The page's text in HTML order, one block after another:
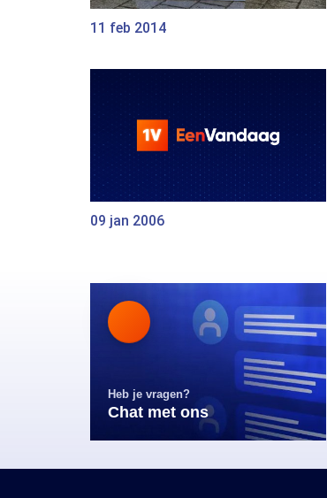
11 feb 2014
09 jan 2006
Heb je vragen?
Chat met ons